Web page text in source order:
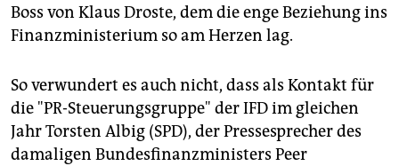
Boss von Klaus Droste, dem die enge Beziehung ins
Finanzministerium so am Herzen lag.
So verwundert es auch nicht, dass als Kontakt für
die "PR-Steuerungsgruppe" der IFD im gleichen
Jahr Torsten Albig (SPD), der Pressesprecher des
damaligen Bundesfinanzministers Peer